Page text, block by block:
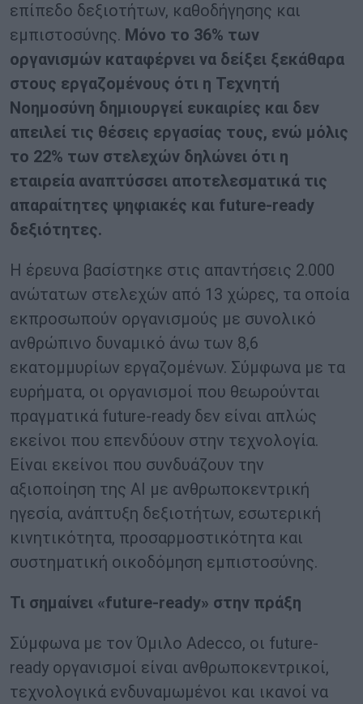
επίπεδο δεξιοτήτων, καθοδήγησης και
εμπιστοσύνης. Μόνο το 36% των
οργανισμών καταφέρνει να δείξει ξεκάθαρα
στους εργαζομένους ότι η Τεχνητή
Νοημοσύνη δημιουργεί ευκαιρίες και δεν
απειλεί τις θέσεις εργασίας τους, ενώ μόλις
το 22% των στελεχών δηλώνει ότι η
εταιρεία αναπτύσσει αποτελεσματικά τις
απαραίτητες ψηφιακές και future-ready
δεξιότητες.
Η έρευνα βασίστηκε στις απαντήσεις 2.000
ανώτατων στελεχών από 13 χώρες, τα οποία
εκπροσωπούν οργανισμούς με συνολικό
ανθρώπινο δυναμικό άνω των 8,6
εκατομμυρίων εργαζομένων. Σύμφωνα με τα
ευρήματα, οι οργανισμοί που θεωρούνται
πραγματικά future-ready δεν είναι απλώς
εκείνοι που επενδύουν στην τεχνολογία.
Είναι εκείνοι που συνδυάζουν την
αξιοποίηση της AI με ανθρωποκεντρική
ηγεσία, ανάπτυξη δεξιοτήτων, εσωτερική
κινητικότητα, προσαρμοστικότητα και
συστηματική οικοδόμηση εμπιστοσύνης.
Τι σημαίνει «future-ready» στην πράξη
Σύμφωνα με τον Όμιλο Adecco, οι future-
ready οργανισμοί είναι ανθρωποκεντρικοί,
τεχνολογικά ενδυναμωμένοι και ικανοί να